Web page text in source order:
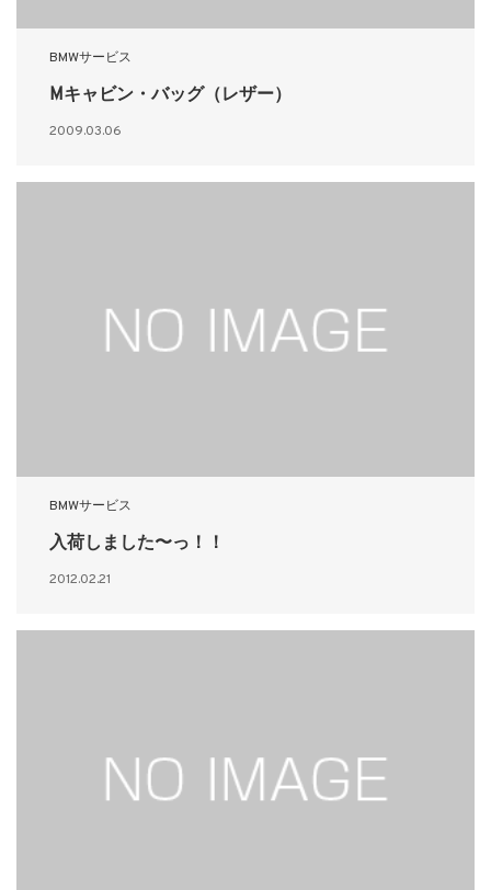
BMWサービス
Mキャビン・バッグ（レザー）
2009.03.06
BMWサービス
入荷しました〜っ！！
2012.02.21